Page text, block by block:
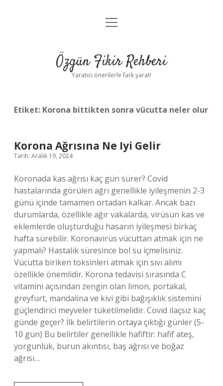
Gizlilik Politikası
Yasal Uyarı
menüyü
Özgün Fikir Rehberi
Yaratıcı önerilerle fark yarat!
Etiket: Korona bittikten sonra vücutta neler olur
Korona Ağrısına Ne Iyi Gelir
Tarih: Aralık 19, 2024
Koronada kas ağrısı kaç gün sürer? Covid
hastalarında görülen ağrı genellikle iyileşmenin 2-3
günü içinde tamamen ortadan kalkar. Ancak bazı
durumlarda, özellikle ağır vakalarda, virüsün kas ve
eklemlerde oluşturduğu hasarın iyileşmesi birkaç
hafta sürebilir. Koronavirüs vücuttan atmak için ne
yapmalı? Hastalık süresince bol su içmelisiniz.
Vücutta biriken toksinleri atmak için sıvı alımı
özellikle önemlidir. Korona tedavisi sırasında C
vitamini açısından zengin olan limon, portakal,
greyfurt, mandalina ve kivi gibi bağışıklık sistemini
güçlendirici meyveler tüketilmelidir. Covid ilaçsız kaç
günde geçer? İlk belirtilerin ortaya çıktığı günler (5-
10 gün) Bu belirtiler genellikle hafiftir: hafif ateş,
yorgunluk, burun akıntısı, baş ağrısı ve boğaz
ağrısı…